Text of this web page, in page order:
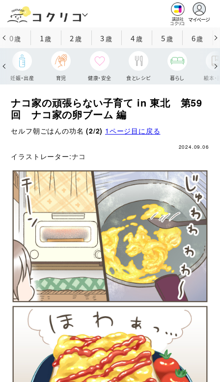
講談社
コクリコ
マイページ
0歳 1歳 2 歳 3歳 4歳 5歳 6歳
妊娠・出産 育児 健康・安全 食とレシピ 暮らし 絵本・
ナコ家の頑張らない子育て in 東北 第59
回 ナコ家の卵ブーム 編
セルフ朝ごはんの功名(2/2) 1ページ目に戻る
2024.09.06
イラストレーター:ナコ